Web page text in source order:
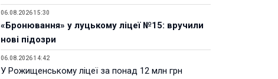
06.08.2026 15:30
«Бронювання» у луцькому ліцеї №15: вручили
нові підозри
06.08.2026 14:42
У Рожищенському ліцеї за понад 12 млн грн